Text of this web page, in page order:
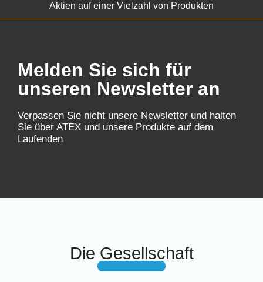
Aktien auf einer Vielzahl von Produkten
Melden Sie sich für
unseren Newsletter an
Verpassen Sie nicht unsere Newsletter und halten
Sie über ATEX und unsere Produkte auf dem
Laufenden
Die Gesellschaft